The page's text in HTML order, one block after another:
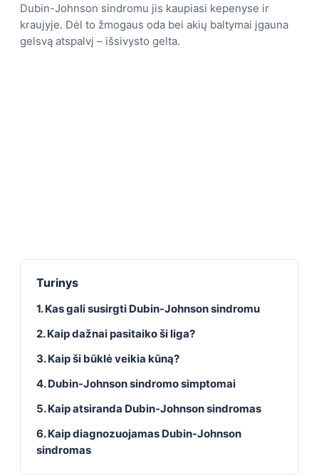
Dubin-Johnson sindromu jis kaupiasi kepenyse ir
kraujyje. Dėl to žmogaus oda bei akių baltymai įgauna
gelsvą atspalvį – išsivysto gelta.
Turinys
1. Kas gali susirgti Dubin-Johnson sindromu
2. Kaip dažnai pasitaiko ši liga?
3. Kaip ši būklė veikia kūną?
4. Dubin-Johnson sindromo simptomai
5. Kaip atsiranda Dubin-Johnson sindromas
6. Kaip diagnozuojamas Dubin-Johnson
sindromas